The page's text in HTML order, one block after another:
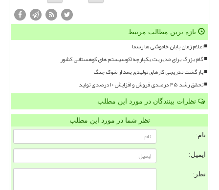
تازه ترین مطالب مرتبط
اعلام زمان پایان خاموشی ها رسما
گام بزرگ برای مدیریت یکپارچه اکوسیستم های کوهستانی کشور
بازگشت تدریجی کارهای تولیدی بعد از شوک جنگ
تحقق رشد ۴۵ درصدی فروش و افزایش ۱۰ درصدی تولید
نظرات بینندگان در مورد این مطلب
نظر شما در مورد این مطلب
نام:
ایمیل:
نظر: